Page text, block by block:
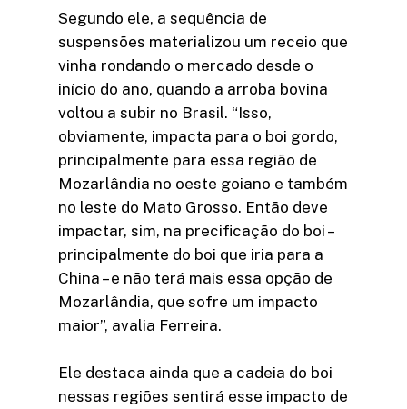
Segundo ele, a sequência de
suspensões materializou um receio que
vinha rondando o mercado desde o
início do ano, quando a arroba bovina
voltou a subir no Brasil. “Isso,
obviamente, impacta para o boi gordo,
principalmente para essa região de
Mozarlândia no oeste goiano e também
no leste do Mato Grosso. Então deve
impactar, sim, na precificação do boi –
principalmente do boi que iria para a
China – e não terá mais essa opção de
Mozarlândia, que sofre um impacto
maior”, avalia Ferreira.
Ele destaca ainda que a cadeia do boi
nessas regiões sentirá esse impacto de